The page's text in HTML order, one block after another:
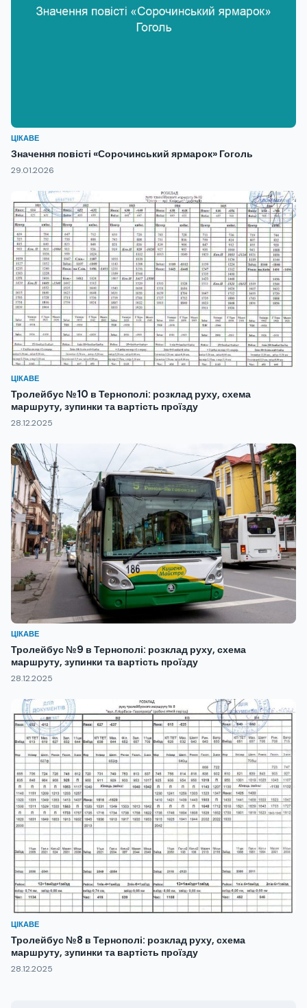
ЦІКАВЕ
Значення повісті «Сорочинський ярмарок» Гоголь
29.01.2026
ЦІКАВЕ
Тролейбус №10 в Тернополі: розклад руху, схема
маршруту, зупинки та вартість проїзду
28.12.2025
ЦІКАВЕ
Тролейбус №9 в Тернополі: розклад руху, схема
маршруту, зупинки та вартість проїзду
28.12.2025
ЦІКАВЕ
Тролейбус №8 в Тернополі: розклад руху, схема
маршруту, зупинки та вартість проїзду
28.12.2025